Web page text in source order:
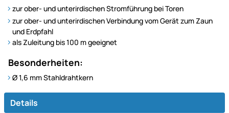
zur ober- und unterirdischen Stromführung bei Toren
zur ober- und unterirdischen Verbindung vom Gerät zum Zaun
und Erdpfahl
als Zuleitung bis 100 m geeignet
Besonderheiten:
Ø 1,6 mm Stahldrahtkern
Details